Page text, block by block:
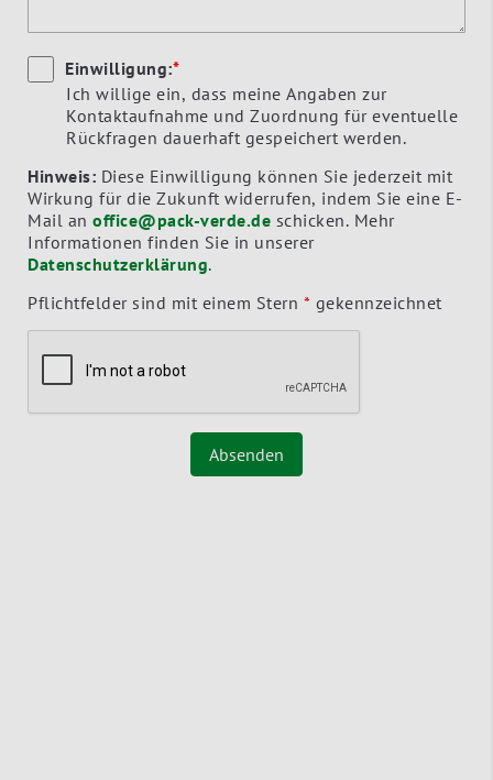
Einwilligung:*
Ich willige ein, dass meine Angaben zur
Kontaktaufnahme und Zuordnung für eventuelle
Rückfragen dauerhaft gespeichert werden.
Hinweis: Diese Einwilligung können Sie jederzeit mit
Wirkung für die Zukunft widerrufen, indem Sie eine E-
Mail an office@pack-verde.de
Informationen finden Sie in unserer
Datenschutzerklärung.
Pflichtfelder sind mit einem Stern * gekennzeichnet
Absenden